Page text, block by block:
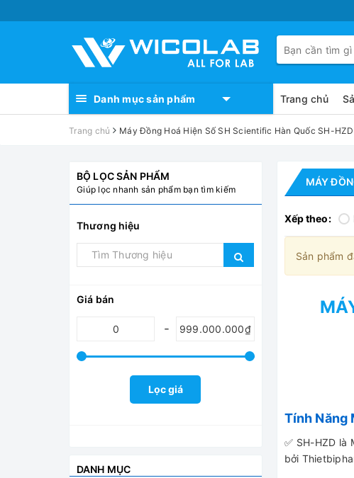
Danh mục sản phẩm Trang chủ
Trang chủ Máy Đồng Hoá Hiện Số SH Scientific Hàn Quốc SH-HZD
BỘ LỌC SẢN PHẨM
Giúp lọc nhanh sản phẩm bạn tìm kiếm
Thương hiệu
Giá bán
Lọc giá
DANH MỤC
MÁY
Xếp theo:
Sản phẩm
Tính Năng
✅ SH-HZD
bởi